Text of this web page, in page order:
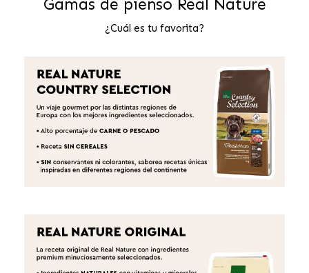
Gamas de pienso Real Nature
¿Cuál es tu favorita?